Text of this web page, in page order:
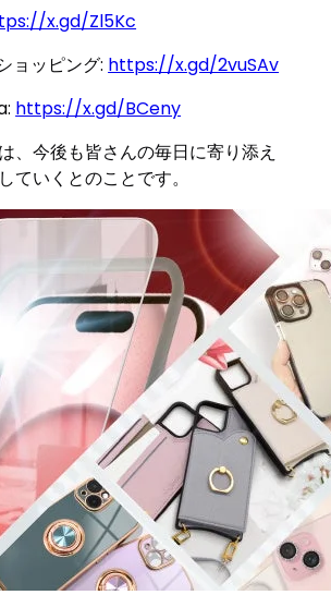
x.gd/Zl5Kc
ョッピング: https://x.gd/2vuSAv
https://x.gd/BCeny
、今後も皆さんの毎日に寄り添え
ていくとのことです。